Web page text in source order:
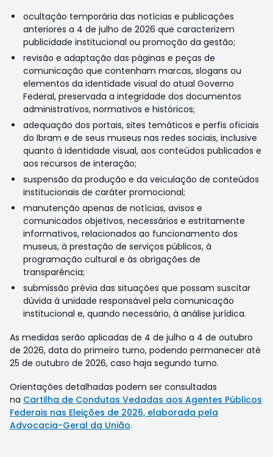
ocultação temporária das notícias e publicações
anteriores a 4 de julho de 2026 que caracterizem
publicidade institucional ou promoção da gestão;
revisão e adaptação das páginas e peças de
comunicação que contenham marcas, slogans ou
elementos da identidade visual do atual Governo
Federal, preservada a integridade dos documentos
administrativos, normativos e históricos;
adequação dos portais, sites temáticos e perfis oficiais
do Ibram e de seus museus nas redes sociais, inclusive
quanto à identidade visual, aos conteúdos publicados e
aos recursos de interação;
suspensão da produção e da veiculação de conteúdos
institucionais de caráter promocional;
manutenção apenas de notícias, avisos e
comunicados objetivos, necessários e estritamente
informativos, relacionados ao funcionamento dos
museus, à prestação de serviços públicos, à
programação cultural e às obrigações de
transparência;
submissão prévia das situações que possam suscitar
dúvida à unidade responsável pela comunicação
institucional e, quando necessário, à análise jurídica.
As medidas serão aplicadas de 4 de julho a 4 de outubro
de 2026, data do primeiro turno, podendo permanecer até
25 de outubro de 2026, caso haja segundo turno.
Orientações detalhadas podem ser consultadas
na Cartilha de Condutas Vedadas aos Agentes Públicos
Federais nas Eleições de 2026, elaborada pela
Advocacia-Geral da União.